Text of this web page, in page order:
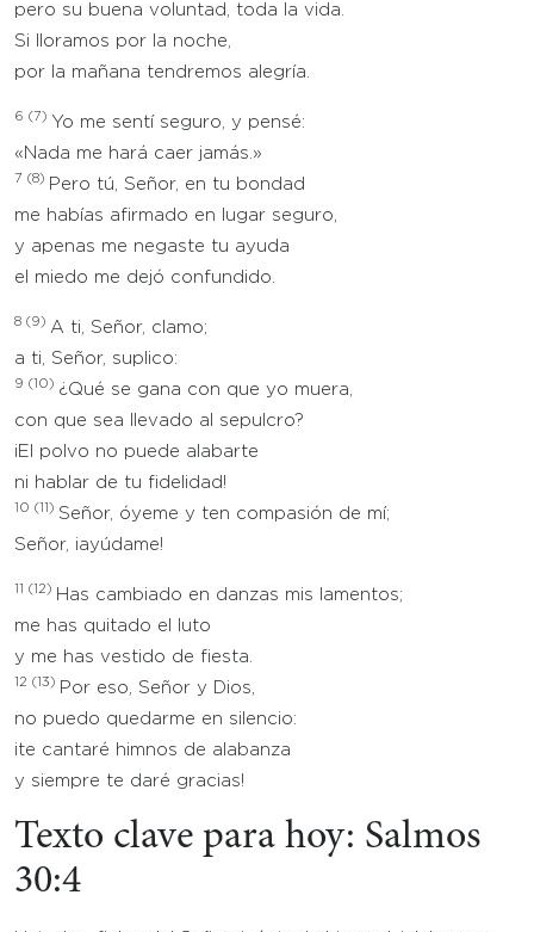
pero su buena voluntad, toda la vida.
Si lloramos por la noche,
por la mañana tendremos alegría.
6 (7) Yo me sentí seguro, y pensé:
«Nada me hará caer jamás.»
7 (8) Pero tú, Señor, en tu bondad
me habías afirmado en lugar seguro,
y apenas me negaste tu ayuda
el miedo me dejó confundido.
8 (9) A ti, Señor, clamo;
a ti, Señor, suplico:
9 (10) ¿Qué se gana con que yo muera,
con que sea llevado al sepulcro?
¡El polvo no puede alabarte
ni hablar de tu fidelidad!
10 (11) Señor, óyeme y ten compasión de mí;
Señor, ¡ayúdame!
(12) Has cambiado en danzas mis lamentos;
me has quitado el luto
y me has vestido de fiesta.
12 (13) Por eso, Señor y Dios,
no puedo quedarme en silencio:
¡te cantaré himnos de alabanza
y siempre te daré gracias!
Texto clave para hoy: Salmos
30:4